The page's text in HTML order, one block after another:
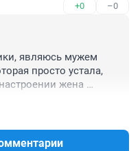
+0 –0
являюсь мужем
просто устала,
жена